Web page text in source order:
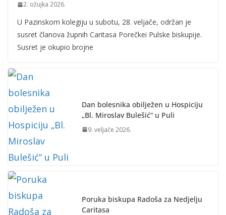
2. ožujka 2026.
U Pazinskom kolegiju u subotu, 28. veljače, održan je
susret članova župnih Caritasa Porečkei Pulske biskupije.
Susret je okupio brojne
Dan bolesnika obilježen u Hospiciju
„Bl. Miroslav Bulešić“ u Puli
9. veljače 2026.
Poruka biskupa Radoša za Nedjelju
Caritasa